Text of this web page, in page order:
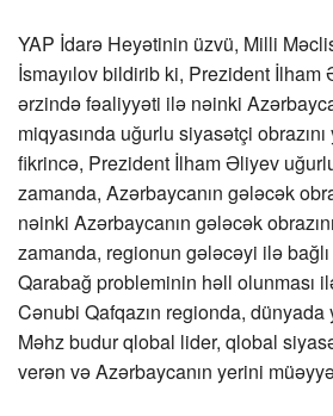
YAP İdarə Heyətinin üzvü, Milli
İsmayılov bildirib ki, Prezident İlham
ərzində fəaliyyəti ilə nəinki
miqyasında uğurlu siyasətçi
fikrincə, Prezident İlham Əliyev
zamanda, Azərbaycanın gələcək
nəinki Azərbaycanın gələcək
zamanda, regionun gələcəyi ilə
Qarabağ probleminin həll olunması
Cənubi Qafqazın regionda, dünyada
Məhz budur qlobal lider, qlobal
verən və Azərbaycanın yerini